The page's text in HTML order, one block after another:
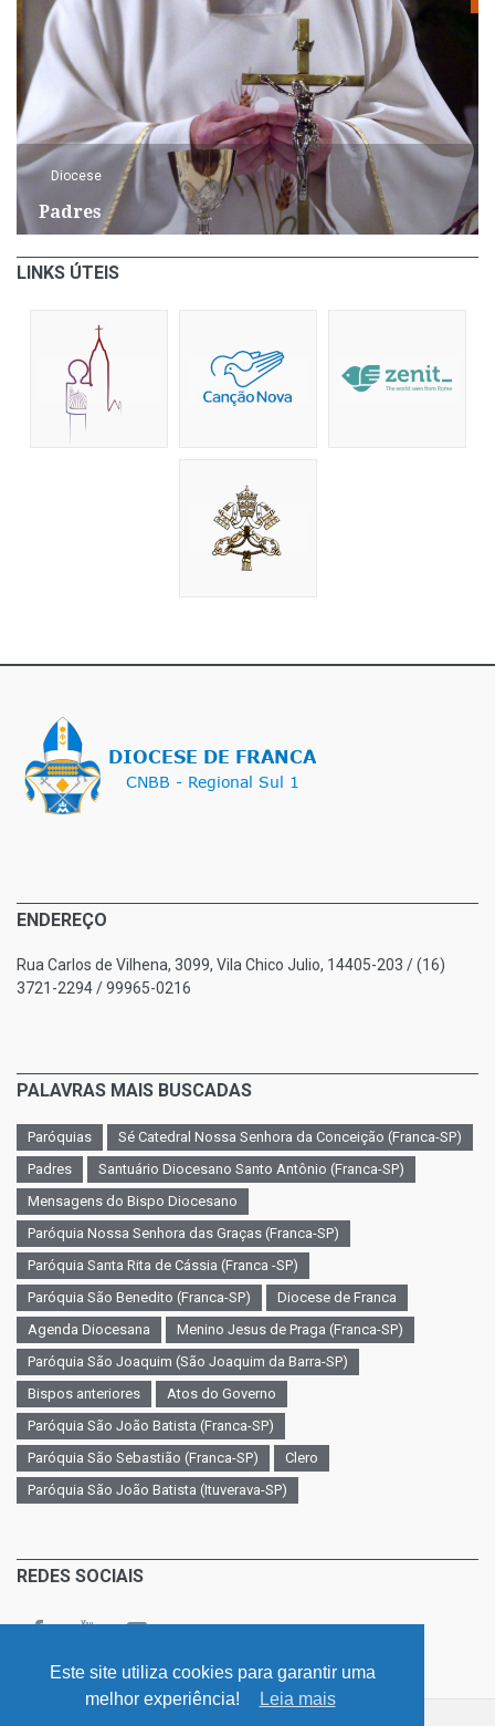
Este site utiliza cookies para garantir uma
melhor experiência!
Leia mais
Diocese
Padres
LINKS ÚTEIS
ENDEREÇO
Rua Carlos de Vilhena, 3099, Vila Chico Julio, 14405-203 / (16)
3721-2294 / 99965-0216
PALAVRAS MAIS BUSCADAS
Paróquias
Sé Catedral Nossa Senhora da Conceição (Franca-SP)
Padres
Santuário Diocesano Santo Antônio (Franca-SP)
Mensagens do Bispo Diocesano
Paróquia Nossa Senhora das Graças (Franca-SP)
Paróquia Santa Rita de Cássia (Franca -SP)
Paróquia São Benedito (Franca-SP)
Diocese de Franca
Agenda Diocesana
Menino Jesus de Praga (Franca-SP)
Paróquia São Joaquim (São Joaquim da Barra-SP)
Bispos anteriores
Atos do Governo
Paróquia São João Batista (Franca-SP)
Paróquia São Sebastião (Franca-SP)
Clero
Paróquia São João Batista (Ituverava-SP)
REDES SOCIAIS